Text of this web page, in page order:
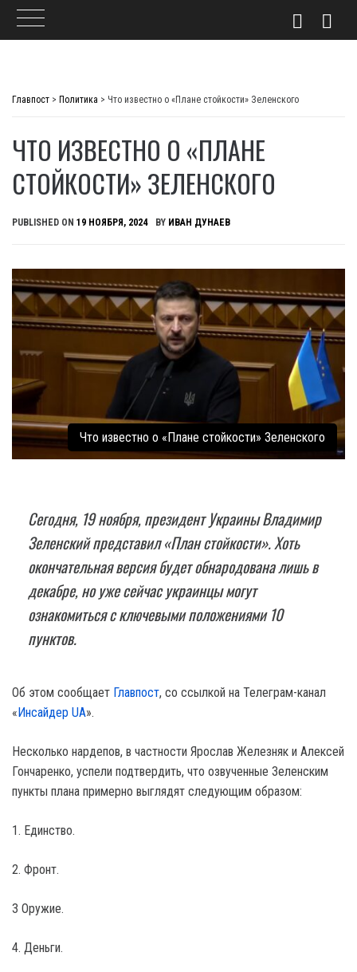
Главпост > Политика > Что известно о «Плане стойкости» Зеленского
ЧТО ИЗВЕСТНО О «ПЛАНЕ
СТОЙКОСТИ» ЗЕЛЕНСКОГО
PUBLISHED ON 19 НОЯБРЯ, 2024 BY ИВАН ДУНАЕВ
Что известно о «Плане стойкости» Зеленского
Сегодня, 19 ноября, президент Украины Владимир
Зеленский представил «План стойкости». Хоть
окончательная версия будет обнародована лишь в
декабре, но уже сейчас украинцы могут
ознакомиться с ключевыми положениями 10
пунктов.
Об этом сообщает Главпост, со ссылкой на Телеграм-канал
«Инсайдер UA».
Несколько нардепов, в частности Ярослав Железняк и Алексей
Гончаренко, успели подтвердить, что озвученные Зеленским
пункты плана примерно выглядят следующим образом:
1. Единство.
2. Фронт.
3 Оружие.
4. Деньги.